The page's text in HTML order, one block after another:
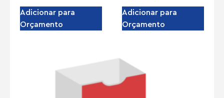
Adicionar para
Orçamento
Adicionar para
Orçamento